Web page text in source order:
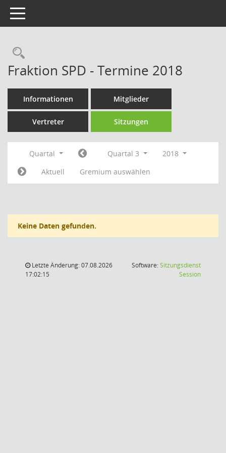
Toggle navigation
Rechercheauswahl
Fraktion SPD - Termine 2018
Informationen Mitglieder
Vertreter Sitzungen
Quartal Quartal 3
2018
Aktuell
Gremium auswählen
Keine Daten gefunden.
Letzte Änderung: 07.08.2026
17:02:15
Software:Sitzungsdienst
Session(Wird in